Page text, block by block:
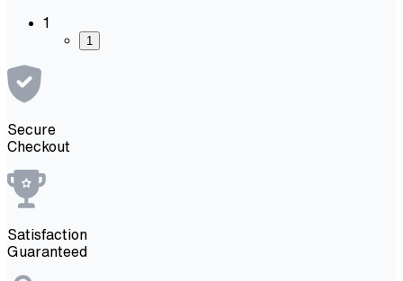
1
1
Secure
Checkout
Satisfaction
Guaranteed